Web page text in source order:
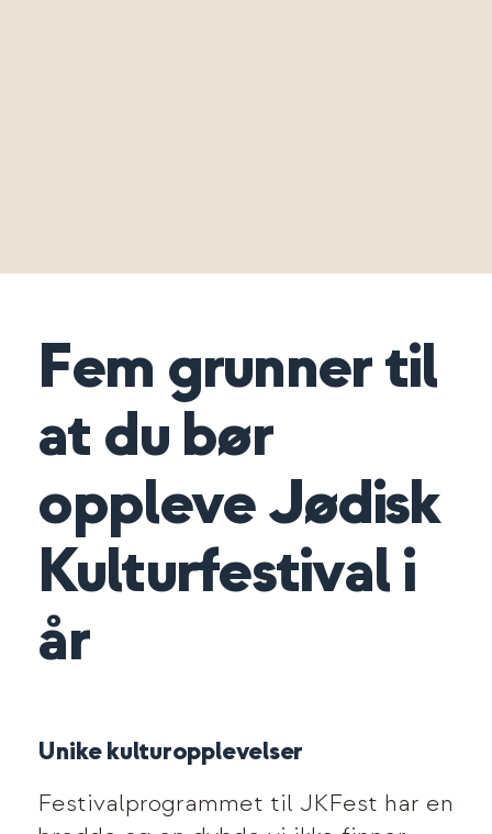
Fem grunner til
at du bør
oppleve Jødisk
Kulturfestival i
år
Unike kulturopplevelser
Festivalprogrammet til JKFest har en